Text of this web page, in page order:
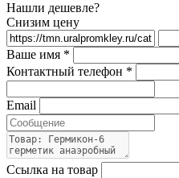
Нашли дешевле?
Снизим цену
Ваше имя *
Контактный телефон *
Email
Ссылка на товар